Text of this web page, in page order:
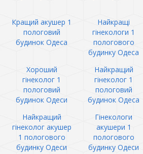
Кращий акушер 1
пологовий
будинок Одеса
Найкращі
гінекологи 1
пологового
будинку Одеса
Хороший
гінеколог 1
пологовий
будинок Одеси
Найкращий
гінеколог 1
пологовий
будинок Одеса
Найкращий
гінеколог акушер
1 пологового
будинку Одеси
Гінекологи
акушери 1
пологового
будинку Одеси